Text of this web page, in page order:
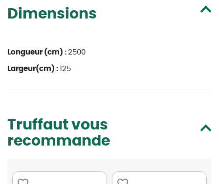
Dimensions
Longueur (cm) : 2500
Largeur(cm) : 125
Truffaut vous
recommande